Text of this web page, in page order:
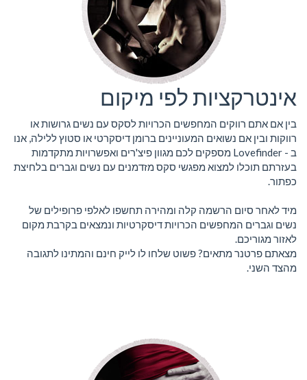
אינטרקציות לפי מיקום
בין אם אתם רווקים המחפשים הכרויות לסקס עם נשים גרושות או
רווקות ובין אם נשואים המעוניינים ברומן דיסקרטי או סטוץ ללילה, אנו
ב - Lovefinder מספקים לכם מגוון פיצ'רים ואפשרויות מתקדמות
בעזרתם תוכלו למצוא מפגשי סקס מזדמנים עם נשים וגברים בלחיצת
כפתור.
מיד לאחר סיום הרשמה קלה ומהירה תחשפו לאלפי פרופילים של
נשים וגברים המחפשים הכרויות דיסקרטיות ונמצאים בקרבת מקום
לאזור מגוריכם.
מצאתם פרטנר מתאים? פשוט שלחו לו לייק חינם והמתינו לתגובה
מהצד השני.